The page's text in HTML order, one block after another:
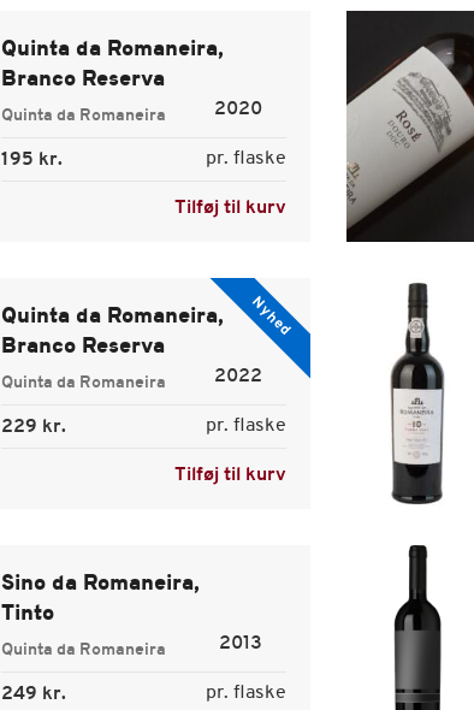
Quinta da Romaneira,
Branco Reserva
Quinta da Romaneira 2020
195 kr. pr. flaske
Tilføj til kurv
Nyhed
Quinta da Romaneira,
Branco Reserva
Quinta da Romaneira 2022
229 kr. pr. flaske
Tilføj til kurv
Sino da Romaneira,
Tinto
Quinta da Romaneira 2013
249 kr. pr. flaske